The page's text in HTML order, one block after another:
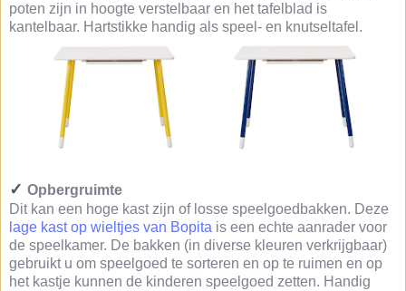
poten zijn in hoogte verstelbaar en het tafelblad is
kantelbaar. Hartstikke handig als speel- en knutseltafel.
✓ Opbergruimte
Dit kan een hoge kast zijn of losse speelgoedbakken. Deze
lage kast op wieltjes van Bopita is een echte aanrader voor
de speelkamer. De bakken (in diverse kleuren verkrijgbaar)
gebruikt u om speelgoed te sorteren en op te ruimen en op
het kastje kunnen de kinderen speelgoed zetten. Handig